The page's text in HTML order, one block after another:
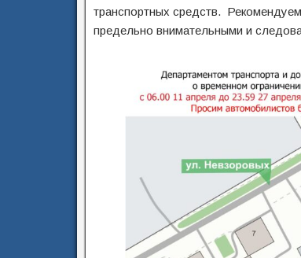
транспортных средств.
предельно внимательными и